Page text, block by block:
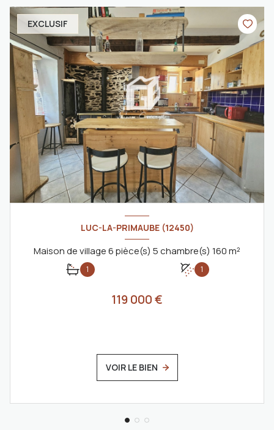
EXCLUSIF
LUC-LA-PRIMAUBE (12450)
Maison de village 6 pièce(s) 5 chambre(s) 160 m²
1 1
119 000 €
VOIR LE BIEN